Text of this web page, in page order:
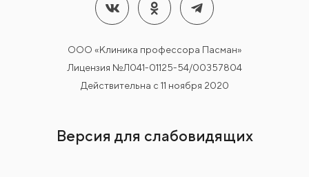
ООО «Клиника профессора Пасман»
Лицензия №Л041-01125-54/00357804
Действительна с 11 ноября 2020
Версия для слабовидящих